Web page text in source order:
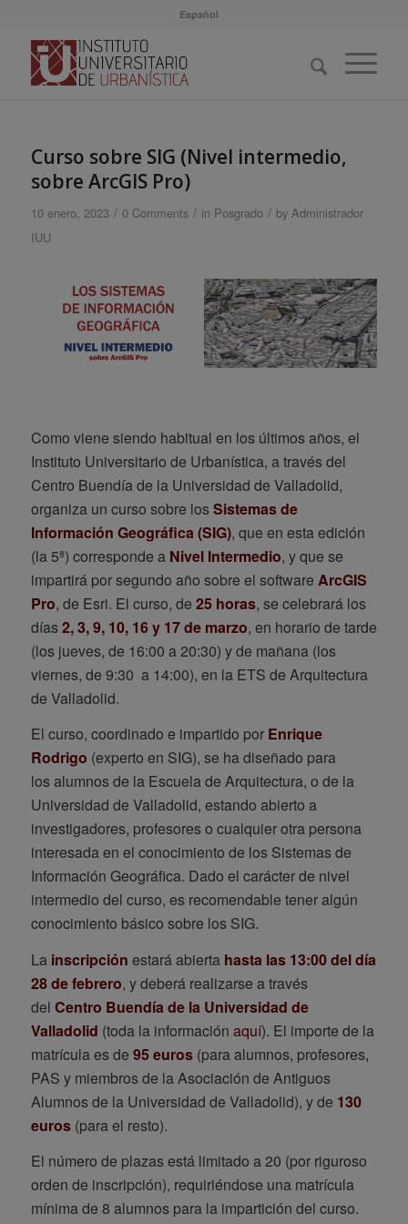
Español
Curso sobre SIG (Nivel intermedio,
sobre ArcGIS Pro)
10 enero, 2023 / 0 Comments / in Posgrado / by Administrador
IUU
Como viene siendo habitual en los últimos años, el
Instituto Universitario de Urbanística, a través del
Centro Buendía de la Universidad de Valladolid,
organiza un curso sobre losSistemas de
Información Geográfica (SIG), que en esta edición
(la 5ª) corresponde a Nivel Intermedio, y que se
impartirá por segundo año sobre el software ArcGIS
Pro, de Esri. El curso, de 25 horas, se celebrará los
días2, 3, 9, 10, 16 y 17 de marzo, en horario de tarde
(los jueves, de 16:00 a 20:30) y de mañana (los
viernes, de 9:30 a 14:00), en la ETS de Arquitectura
de Valladolid.
El curso, coordinado e impartido por Enrique
Rodrigo (experto en SIG), se ha diseñado para
los alumnos de la Escuela de Arquitectura, o de la
Universidad de Valladolid, estando abierto a
investigadores, profesores o cualquier otra persona
interesada en el conocimiento de los Sistemas de
Información Geográfica. Dado el carácter de nivel
intermedio del curso, es recomendable tener algún
conocimiento básico sobre los SIG.
La inscripción estará abierta hasta las 13:00 del día
28 de febrero, y deberá realizarse a través
del Centro Buendía de la Universidad de
Valladolid (toda la información aquí). El importe de la
matrícula es de 95 euros(para alumnos, profesores,
PAS y miembros de la Asociación de Antiguos
Alumnos de la Universidad de Valladolid), y de 130
euros(para el resto).
El número de plazas está limitado a 20 (por riguroso
orden de inscripción), requiriéndose una matrícula
mínima de 8 alumnos para la impartición del curso.